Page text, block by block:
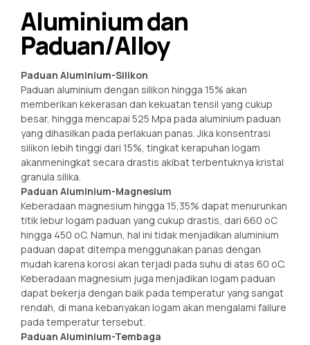
Aluminium dan
Paduan/Alloy
Paduan Aluminium-Silikon
Paduan aluminium dengan silikon hingga 15% akan
memberikan kekerasan dan kekuatan tensil yang cukup
besar, hingga mencapai 525 Mpa pada aluminium paduan
yang dihasilkan pada perlakuan panas. Jika konsentrasi
silikon lebih tinggi dari 15%, tingkat kerapuhan logam
akanmeningkat secara drastis akibat terbentuknya kristal
granula silika.
Paduan Aluminium-Magnesium
Keberadaan magnesium hingga 15,35% dapat menurunkan
titik lebur logam paduan yang cukup drastis, dari 660 oC
hingga 450 oC. Namun, hal ini tidak menjadikan aluminium
paduan dapat ditempa menggunakan panas dengan
mudah karena korosi akan terjadi pada suhu di atas 60 oC.
Keberadaan magnesium juga menjadikan logam paduan
dapat bekerja dengan baik pada temperatur yang sangat
rendah, di mana kebanyakan logam akan mengalami failure
pada temperatur tersebut.
Paduan Aluminium-Tembaga